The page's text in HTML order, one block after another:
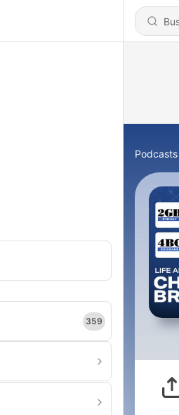
359
Podcasts